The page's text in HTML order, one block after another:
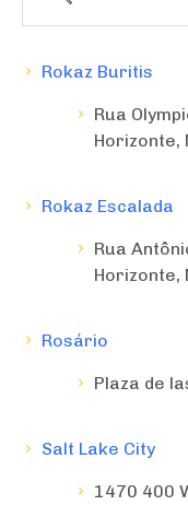
Rokaz Buritis
Rua
Horizonte,
Rokaz Escalada
Rua
Horizonte,
Rosário
Plaza de
Salt Lake City
1470 400